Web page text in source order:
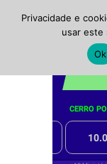
Privacidade e
usar este
Ok